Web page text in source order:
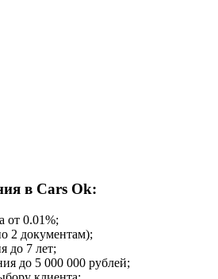
в Cars Ok:
от 0.01%;
2 документам);
до 7 лет;
до 5 000 000 рублей;